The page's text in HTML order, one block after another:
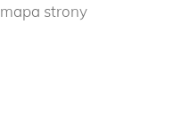
mapa strony